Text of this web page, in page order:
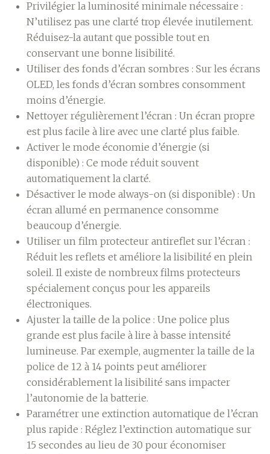
Privilégier la luminosité minimale nécessaire :
N’utilisez pas une clarté trop élevée inutilement.
Réduisez-la autant que possible tout en
conservant une bonne lisibilité.
Utiliser des fonds d’écran sombres : Sur les écrans
OLED, les fonds d’écran sombres consomment
moins d’énergie.
Nettoyer régulièrement l’écran : Un écran propre
est plus facile à lire avec une clarté plus faible.
Activer le mode économie d’énergie (si
disponible) : Ce mode réduit souvent
automatiquement la clarté.
Désactiver le mode always-on (si disponible) : Un
écran allumé en permanence consomme
beaucoup d’énergie.
Utiliser un film protecteur antireflet sur l’écran :
Réduit les reflets et améliore la lisibilité en plein
soleil. Il existe de nombreux films protecteurs
spécialement conçus pour les appareils
électroniques.
Ajuster la taille de la police : Une police plus
grande est plus facile à lire à basse intensité
lumineuse. Par exemple, augmenter la taille de la
police de 12 à 14 points peut améliorer
considérablement la lisibilité sans impacter
l’autonomie de la batterie.
Paramétrer une extinction automatique de l’écran
plus rapide : Réglez l’extinction automatique sur
15 secondes au lieu de 30 pour économiser